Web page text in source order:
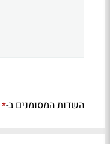
השדות המסומנים ב-*